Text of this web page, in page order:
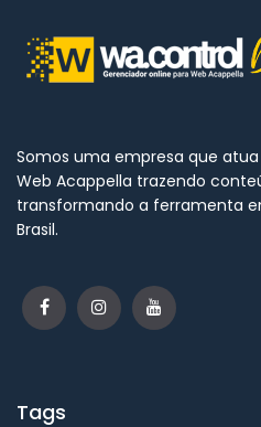
Somos uma empresa que
Web Acappella trazendo
transformando a ferramenta
Brasil.
Tags